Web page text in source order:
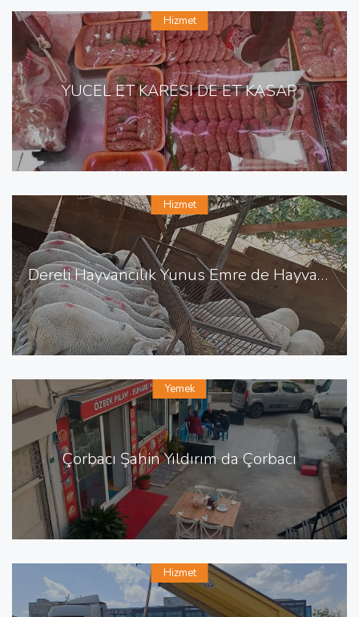
YÜCEL ET KARESİ DE ET KASAP
Hizmet
Dereli Hayvancılık Yunus Emre de Hayvancılık Besicilik
Hizmet
Çorbacı Şahin Yıldırım da Çorbacı
Yemek
Hizmet